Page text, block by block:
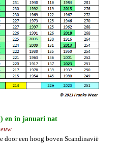
en in januari nat
door een hoog boven Scandinavië